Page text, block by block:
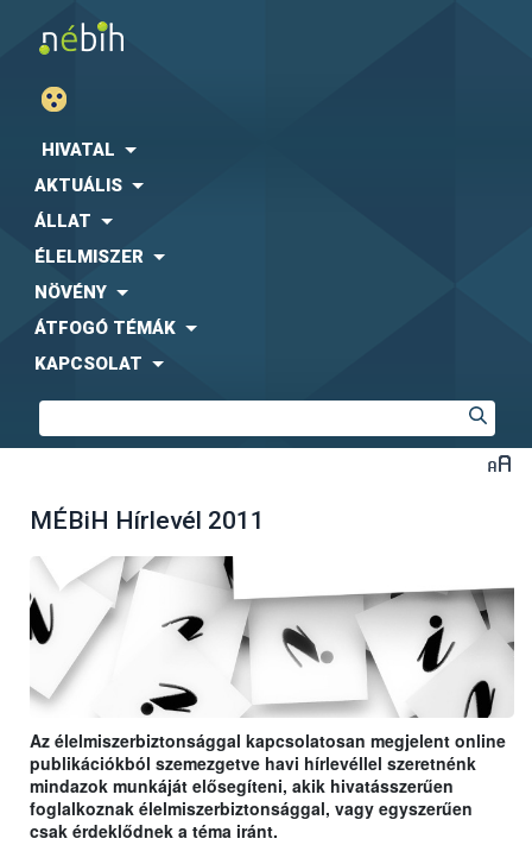
HIVATAL
AKTUÁLIS
ÁLLAT
ÉLELMISZER
NÖVÉNY
ÁTFOGÓ TÉMÁK
KAPCSOLAT
MÉBiH Hírlevél 2011
Az élelmiszerbiztonsággal kapcsolatosan megjelent online
publikációkból szemezgetve havi hírlevéllel szeretnénk
mindazok munkáját elősegíteni, akik hivatásszerűen
foglalkoznak élelmiszerbiztonsággal, vagy egyszerűen
csak érdeklődnek a téma iránt.